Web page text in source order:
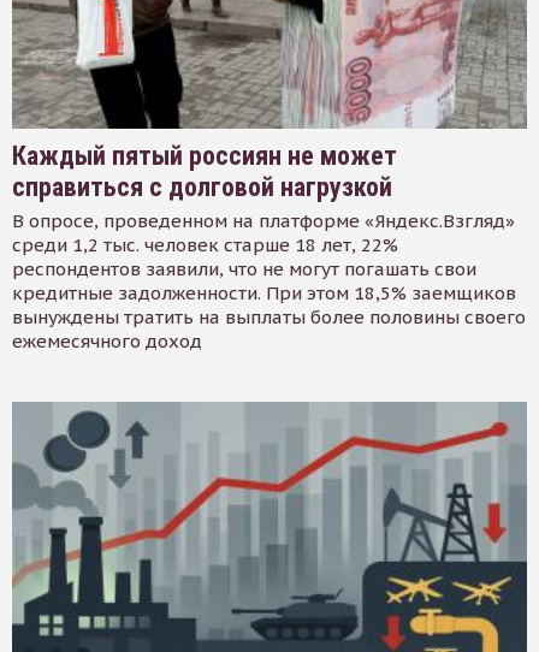
Каждый пятый россиян не может
справиться с долговой нагрузкой
В опросе, проведенном на платформе «Яндекс.Взгляд»
среди 1,2 тыс. человек старше 18 лет, 22%
респондентов заявили, что не могут погашать свои
кредитные задолженности. При этом 18,5% заемщиков
вынуждены тратить на выплаты более половины своего
ежемесячного доход